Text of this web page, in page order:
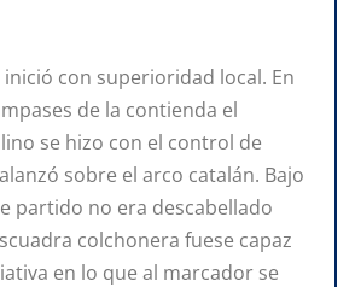
con superioridad local. En
de la contienda el
se hizo con el control de
sobre el arco catalán. Bajo
partido no era descabellado
colchonera fuese capaz
en lo que al marcador se